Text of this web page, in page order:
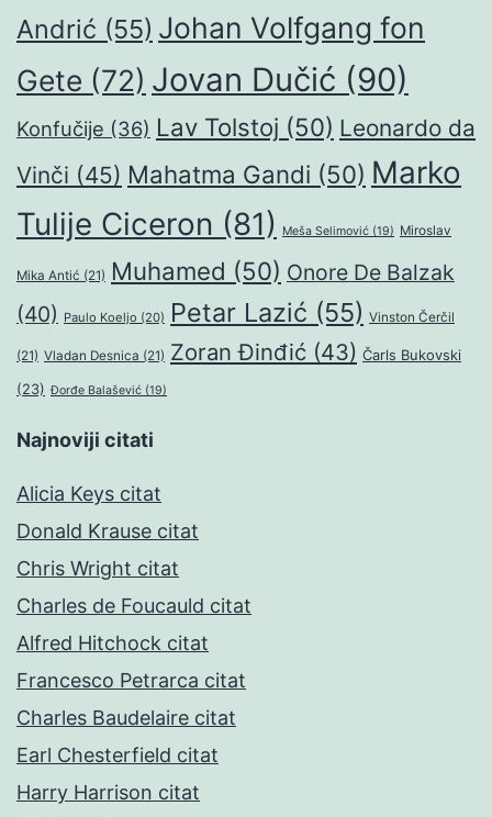
Andrić (55) Johan Volfgang fon
Gete (72) Jovan Dučić (90)
Konfučije (36) Lav Tolstoj (50) Leonardo da
Vinči (45) Mahatma Gandi (50) Marko
Tulije Ciceron (81) Meša Selimović (19) Miroslav
Mika Antić (21) Muhamed (50) Onore De Balzak
(40) Paulo Koeljo (20) Petar Lazić (55) Vinston Čerčil
(21) Vladan Desnica (21) Zoran Đinđić (43) Čarls Bukovski
(23) Đorđe Balašević (19)
Najnoviji citati
Alicia Keys citat
Donald Krause citat
Chris Wright citat
Charles de Foucauld citat
Alfred Hitchock citat
Francesco Petrarca citat
Charles Baudelaire citat
Earl Chesterfield citat
Harry Harrison citat